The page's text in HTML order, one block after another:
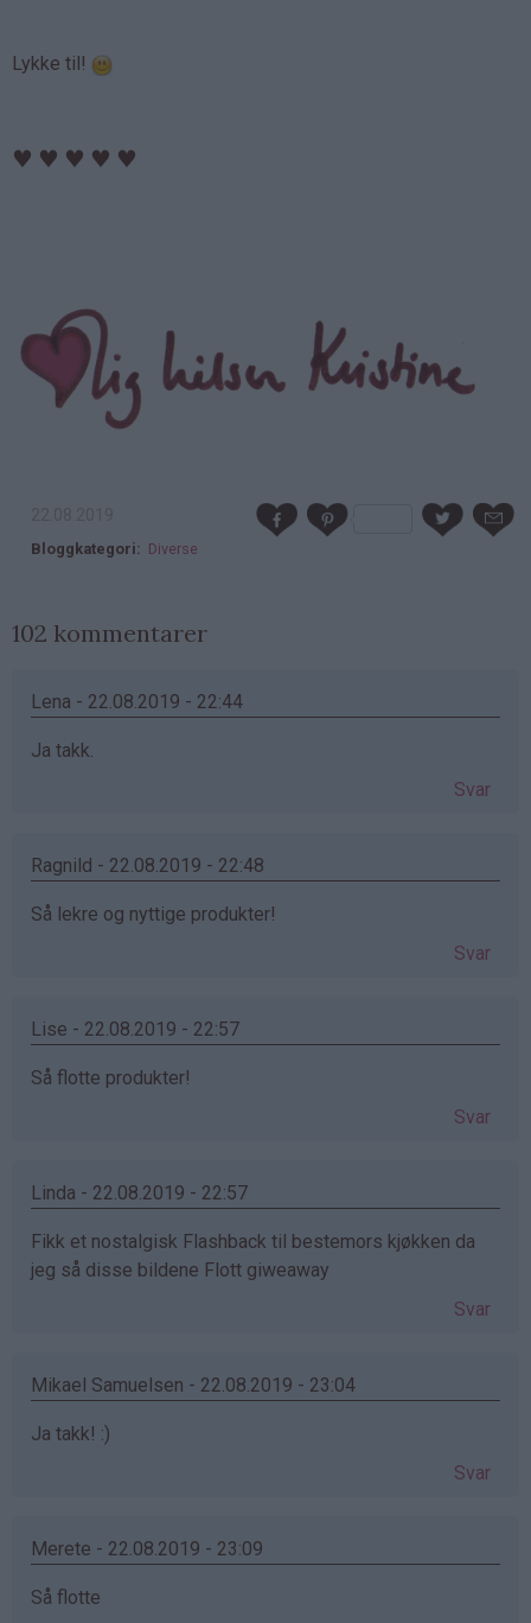
Lykke til!
♥ ♥ ♥ ♥ ♥
Bloggkategori Diverse
102 kommentarer
Lena - 22.08.2019 - 22:44
Ja takk.
Svar
Ragnild - 22.08.2019 - 22:48
Så lekre og nyttige produkter!
Svar
Lise - 22.08.2019 - 22:57
Så flotte produkter!
Svar
Linda - 22.08.2019 - 22:57
Fikk et nostalgisk Flashback til bestemors kjøkken da
jeg så disse bildene Flott giweaway
Svar
Mikael Samuelsen - 22.08.2019 - 23:04
Ja takk! :)
Svar
Merete - 22.08.2019 - 23:09
Så flotte